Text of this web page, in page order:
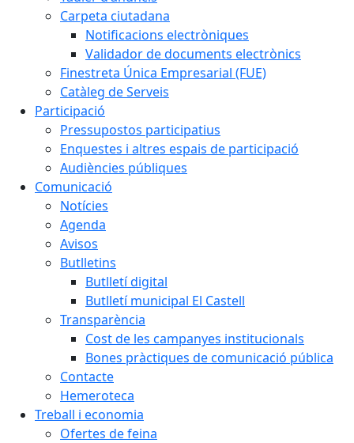
Carpeta ciutadana
Notificacions electròniques
Validador de documents electrònics
Finestreta Única Empresarial (FUE)
Catàleg de Serveis
Participació
Pressupostos participatius
Enquestes i altres espais de participació
Audiències públiques
Comunicació
Notícies
Agenda
Avisos
Butlletins
Butlletí digital
Butlletí municipal El Castell
Transparència
Cost de les campanyes institucionals
Bones pràctiques de comunicació pública
Contacte
Hemeroteca
Treball i economia
Ofertes de feina